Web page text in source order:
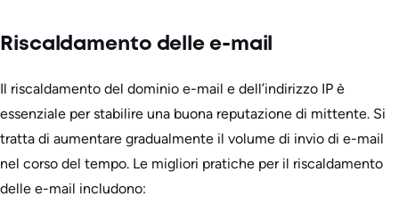
Riscaldamento delle e-mail
Il riscaldamento del dominio e-mail e dell’indirizzo IP è
essenziale per stabilire una buona reputazione di mittente. Si
tratta di aumentare gradualmente il volume di invio di e-mail
nel corso del tempo. Le migliori pratiche per il riscaldamento
delle e-mail includono: